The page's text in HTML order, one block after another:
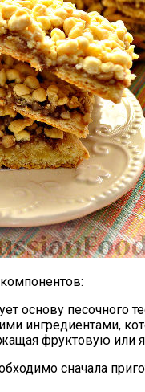
основу песочного
ингредиентами,
фруктовую или
сначала